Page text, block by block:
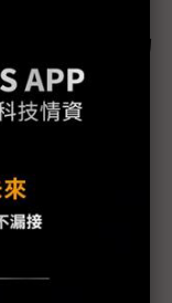
FWA成長潛力
不同的市
格敏感的家
欲改善網路
「基於性能
便利性的家